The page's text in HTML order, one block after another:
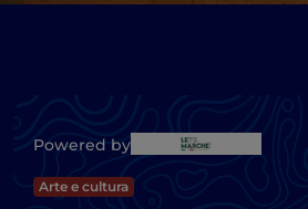
Powered by
Arte e cultura